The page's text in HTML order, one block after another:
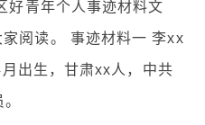
好青年个人事迹材料文
阅读。 事迹材料一 李xx
出生，甘肃xx人，中共